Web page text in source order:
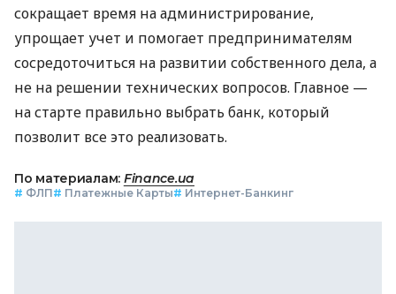
сокращает время на администрирование,
упрощает учет и помогает предпринимателям
сосредоточиться на развитии собственного дела, а
не на решении технических вопросов. Главное —
на старте правильно выбрать банк, который
позволит все это реализовать.
По материалам: Finance.ua
# ФЛП# Платежные Карты# Интернет-Банкинг